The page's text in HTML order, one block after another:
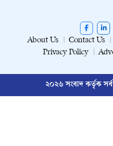
About Us Contact Us
Privacy Policy
২০২৬ সংবাদ কর্তৃক